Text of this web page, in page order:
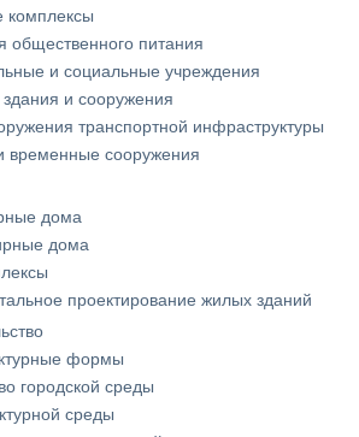
комплексы
общественного питания
и социальные учреждения
и сооружения
транспортной инфраструктуры
временные сооружения
дома
дома
проектирование жилых зданий
формы
городской среды
среды